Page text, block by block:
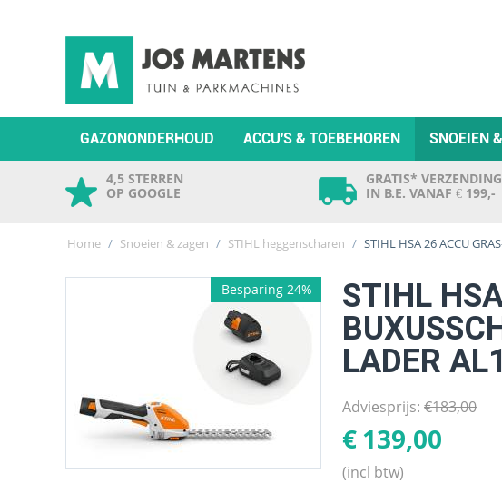
GAZONONDERHOUD ACCU'S & TOEBEHOREN SNOEIEN
4,5 STERREN
OP GOOGLE
GRATIS*
IN B.E. VANAF € 199,-
Home / Snoeien & zagen / STIHL heggenscharen / STIHL HSA 26 ACCU
Besparing 24%
STIHL
LADER AL1
Adviesprijs: €183,00
€139,00
(incl btw)